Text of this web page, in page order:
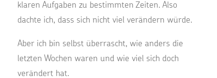
klaren Aufgaben zu bestimmten Zeiten. Also
dachte ich, dass sich nicht viel verändern würde.
Aber ich bin selbst überrascht, wie anders die
letzten Wochen waren und wie viel sich doch
verändert hat.